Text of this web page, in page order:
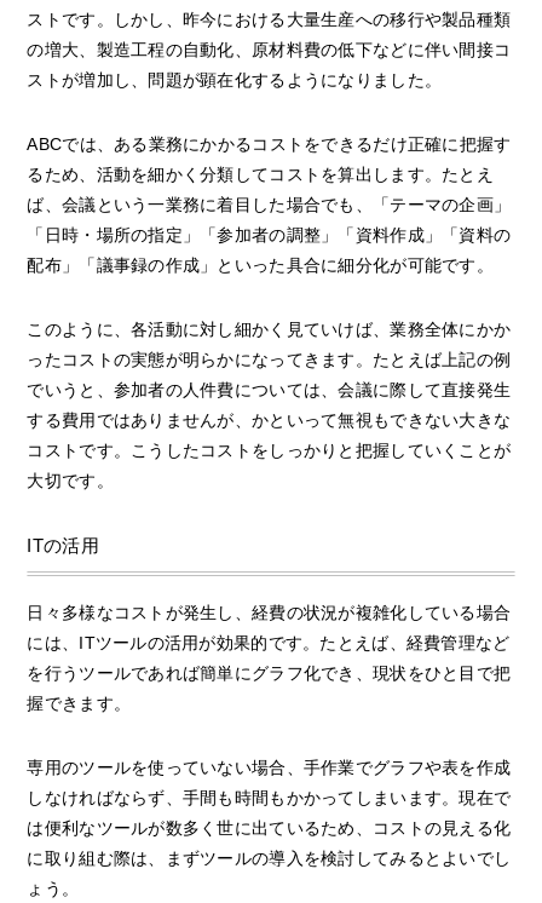
ストです。しかし、昨今における大量生産への移行や製品種類
の増大、製造工程の自動化、原材料費の低下などに伴い間接コ
ストが増加し、問題が顕在化するようになりました。
ABCでは、ある業務にかかるコストをできるだけ正確に把握す
るため、活動を細かく分類してコストを算出します。たとえ
ば、会議という一業務に着目した場合でも、「テーマの企画」
「日時・場所の指定」「参加者の調整」「資料作成」「資料の
配布」「議事録の作成」といった具合に細分化が可能です。
このように、各活動に対し細かく見ていけば、業務全体にかか
ったコストの実態が明らかになってきます。たとえば上記の例
でいうと、参加者の人件費については、会議に際して直接発生
する費用ではありませんが、かといって無視もできない大きな
コストです。こうしたコストをしっかりと把握していくことが
大切です。
ITの活用
日々多様なコストが発生し、経費の状況が複雑化している場合
には、ITツールの活用が効果的です。たとえば、経費管理など
を行うツールであれば簡単にグラフ化でき、現状をひと目で把
握できます。
専用のツールを使っていない場合、手作業でグラフや表を作成
しなければならず、手間も時間もかかってしまいます。現在で
は便利なツールが数多く世に出ているため、コストの見える化
に取り組む際は、まずツールの導入を検討してみるとよいでし
ょう。